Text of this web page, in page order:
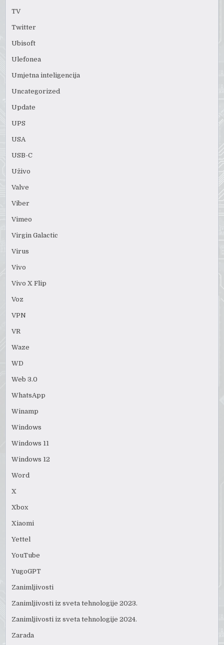
TV
Twitter
Ubisoft
Ulefonea
Umjetna inteligencija
Uncategorized
Update
UPS
USA
USB-C
Uživo
Valve
Viber
Vimeo
Virgin Galactic
Virus
Vivo
Vivo X Flip
Voz
VPN
VR
Waze
WD
Web 3.0
WhatsApp
Winamp
Windows
Windows 11
Windows 12
Word
X
Xbox
Xiaomi
Yettel
YouTube
YugoGPT
Zanimljivosti
Zanimljivosti iz sveta tehnologije 2023.
Zanimljivosti iz sveta tehnologije 2024.
Zarada